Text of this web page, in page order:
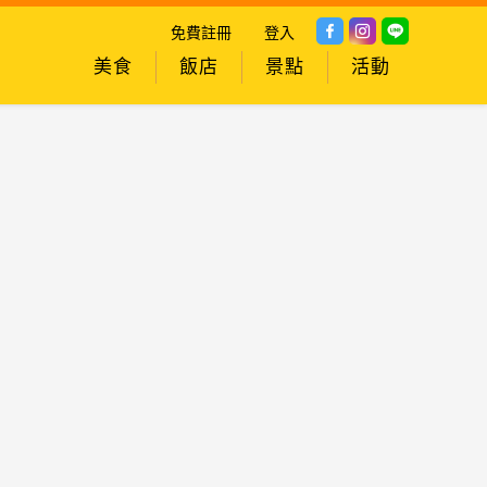
免費註冊 登入
美食 飯店 景點 活動